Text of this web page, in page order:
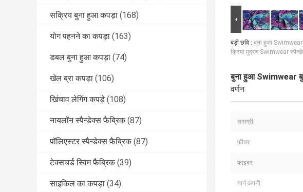
सक्रिय बुना हुआ कपड़ा (168)
योग पहनने का कपड़ा (163)
डबल बुना हुआ कपड़ा (74)
खेल ब्रा कपड़ा (106)
खिंचाव लेगिंग कपड़े (108)
नायलॉन स्पैन्डेक्स फैब्रिक (87)
पॉलिएस्टर स्पैन्डेक्स फैब्रिक (87)
टेक्सचर्ड स्विम फैब्रिक (39)
साइकिल का कपड़ा (34)
बड़ी छवि : बुना हुआ Swimwear
क्रिया मुद्रण Swimwear
बुना हुआ Swimwear
वर्णन
सामग्री:
फ़ीचर:
फाइबर:
यार्न कंपनी: